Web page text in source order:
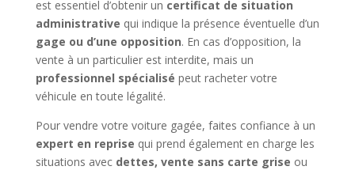
est essentiel d’obtenir un certificat de situation
administrative qui indique la présence éventuelle d’un
gage ou d’une opposition. En cas d’opposition, la
vente à un particulier est interdite, mais un
professionnel spécialisé peut racheter votre
véhicule en toute légalité.
Pour vendre votre voiture gagée, faites confiance à un
expert en reprise qui prend également en charge les
situations avec dettes, vente sans carte grise ou